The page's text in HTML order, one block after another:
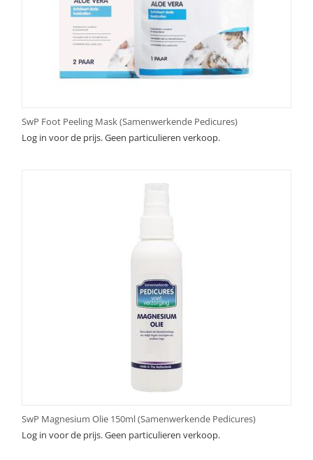
SwP Foot Peeling Mask (Samenwerkende Pedicures)
Log in voor de prijs. Geen particulieren verkoop.
SwP Magnesium Olie 150ml (Samenwerkende Pedicures)
Log in voor de prijs. Geen particulieren verkoop.